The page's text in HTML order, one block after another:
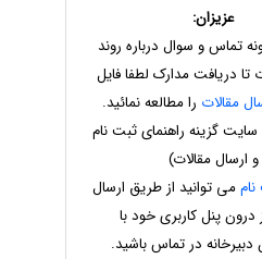
عزیزان:
تماس و سوال درباره روند
تا دریافت مدارک لطفا فایل
مقالات را مطالعه نمائید.
گزینه راهنمای ثبت نام
و ارسال مقالات)
می توانید از طریق ارسال
پنل کاربری خود با
دبیرخانه در تماس باشید.